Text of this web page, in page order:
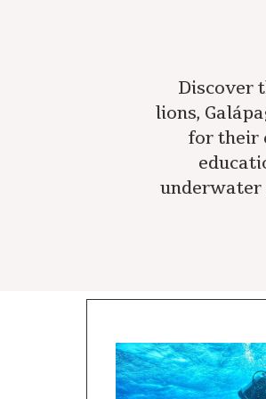
Discover
lions,
for their
underwater